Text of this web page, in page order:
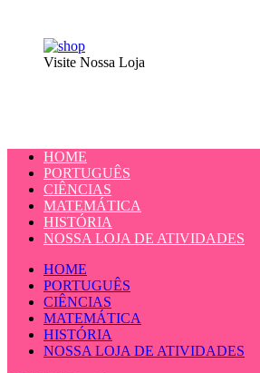
Visite Nossa Loja
HOME
PORTUGUÊS
CIÊNCIAS
MATEMÁTICA
HISTÓRIA
NOSSA LOJA DE ATIVIDADES
HOME
PORTUGUÊS
CIÊNCIAS
MATEMÁTICA
HISTÓRIA
NOSSA LOJA DE ATIVIDADES